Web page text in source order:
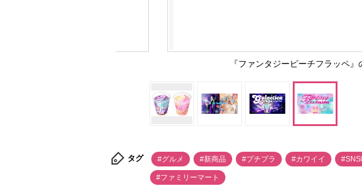
『ファンタジーピーチフラッペ』
タグ #グルメ #新商品 #プチプラ #カワイイ #SNS
#ファミリーマート